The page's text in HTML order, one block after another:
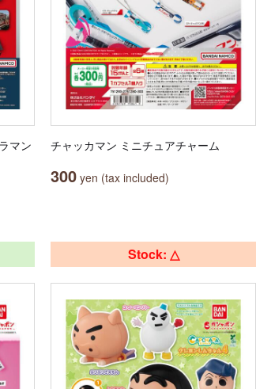
マン
チャッカマン ミニチュアチャーム
300 yen (tax included)
Stock: △